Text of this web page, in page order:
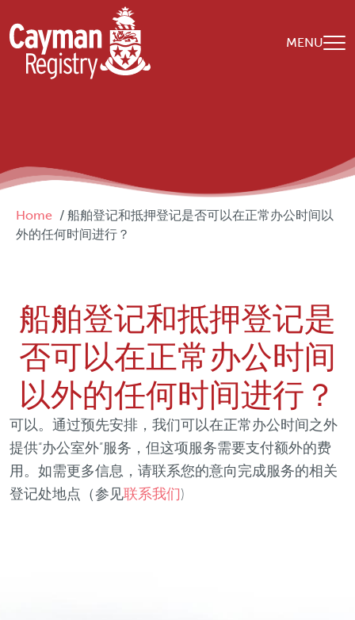
Skip to main content
MENU
Breadcrumb
Home
船舶登记和抵押登记是否可以在正常办公时间以
外的任何时间进行？
船舶登记和抵押登记是
否可以在正常办公时间
以外的任何时间进行？
可以。通过预先安排，我们可以在正常办公时间之外
提供“办公室外”服务，但这项服务需要支付额外的费
用。如需更多信息，请联系您的意向完成服务的相关
登记处地点（参见联系我们)